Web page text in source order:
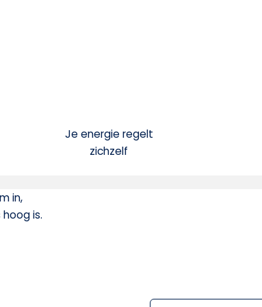
Je energie regelt
zichzelf
in,
is.